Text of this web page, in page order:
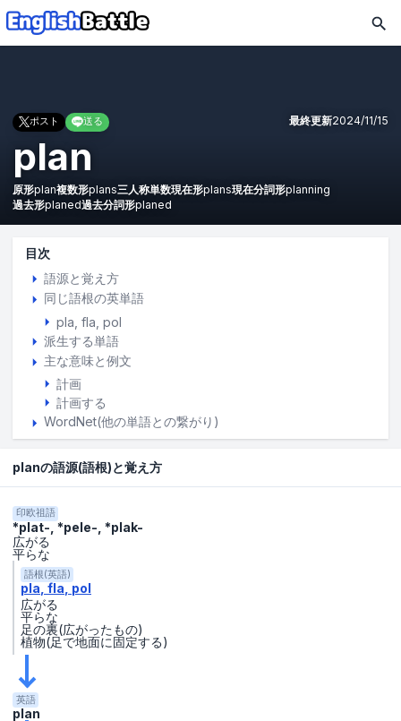
ポスト 送る 最終更新2024/11/15
plan
原形plan複数形plans三人称単数現在形plans現在分詞形planning
過去形planed過去分詞形planed
目次
語源と覚え方
同じ語根の英単語
pla fla pol
派生する単語
主な意味と例文
計画
計画する
WordNet(他の単語との繋がり)
planの語源(語根)と覚え方
印欧祖語
*plat-, *pele-, *plak-
広がる
平らな
語根(英語)
pla fla pol
広がる
平らな
足の裏(広がったもの)
植物(足で地面に固定する)
英語
plan